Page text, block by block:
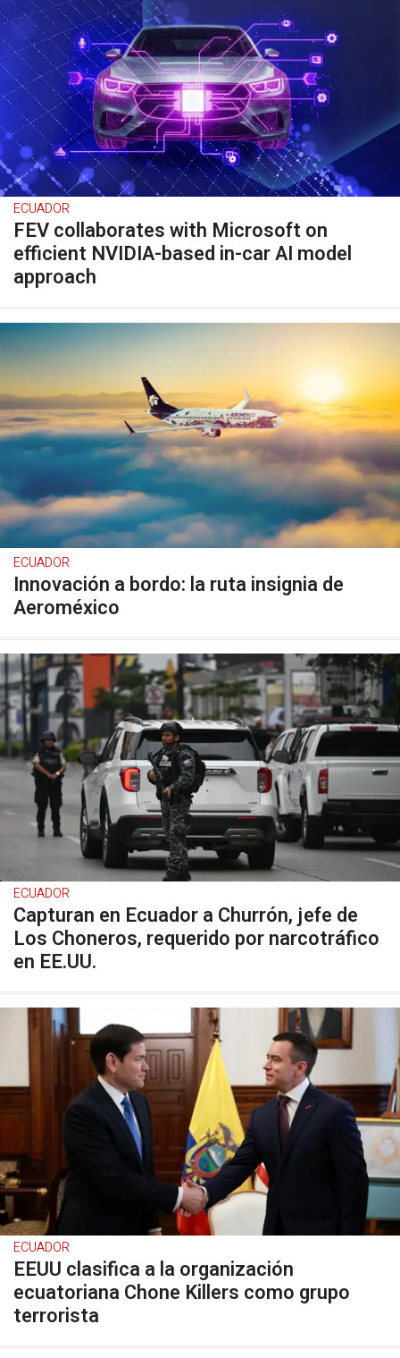
ECUADOR
FEV collaborates with Microsoft on
efficient NVIDIA-based in-car AI model
approach
ECUADOR
Innovación a bordo: la ruta insignia de
Aeroméxico
ECUADOR
Capturan en Ecuador a Churrón, jefe de
Los Choneros, requerido por narcotráfico
en EE.UU.
ECUADOR
EEUU clasifica a la organización
ecuatoriana Chone Killers como grupo
terrorista